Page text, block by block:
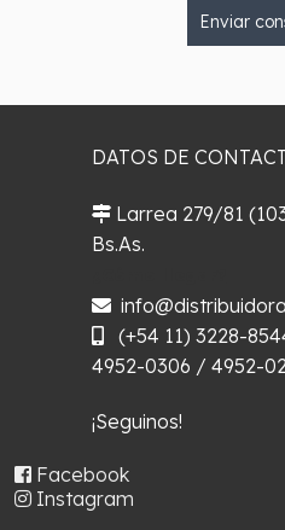
Enviar
DATOS DE
Larrea 279/81
Bs.As.
(+54 11) 3228-
4952-0306 / 4952-
¡Seguinos!
Facebook
Instagram